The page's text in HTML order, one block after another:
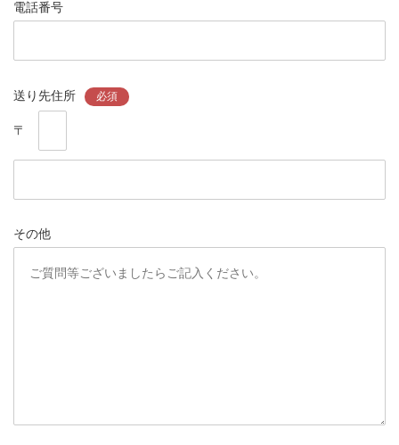
電話番号
送り先住所 必須
〒
その他